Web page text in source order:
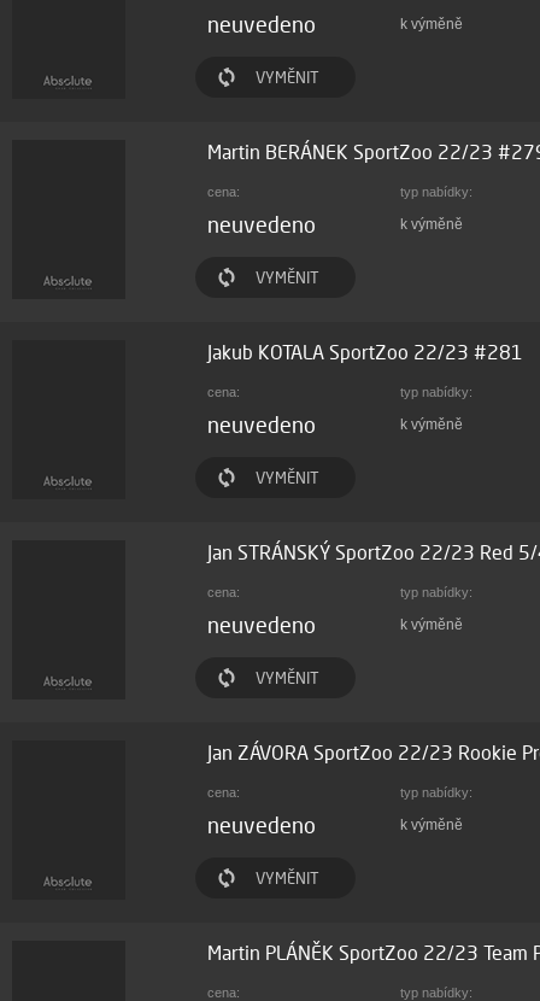
neuvedeno k výměně
VYMĚNIT
Martin BERÁNEK SportZoo 22/23
cena: typ nabídky:
neuvedeno k výměně
VYMĚNIT
Jakub KOTALA SportZoo 22/23 #281
cena: typ nabídky:
neuvedeno k výměně
VYMĚNIT
Jan STRÁNSKÝ SportZoo 22/23 Red
cena: typ nabídky:
neuvedeno k výměně
VYMĚNIT
Jan ZÁVORA SportZoo 22/23 Rookie
cena: typ nabídky:
neuvedeno k výměně
VYMĚNIT
Martin PLÁNĚK SportZoo 22/23 Team
cena: typ nabídky: